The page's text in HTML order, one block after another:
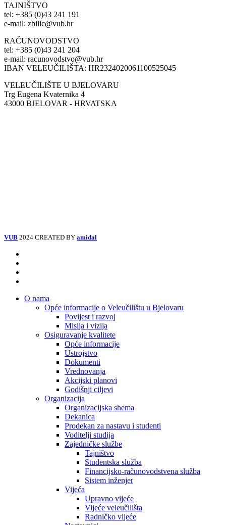
TAJNIŠTVO
tel: +385 (0)43 241 191
e-mail: zbilic@vub.hr
RAČUNOVODSTVO
tel: +385 (0)43 241 204
e-mail: racunovodstvo@vub.hr
IBAN VELEUČILIŠTA: HR2324020061100525045
VELEUČILIŠTE U BJELOVARU
Trg Eugena Kvaternika 4
43000 BJELOVAR - HRVATSKA
VUB 2024 CREATED BY amidal
Close
O nama
Opće informacije o Veleučilištu u Bjelovaru
Povijest i razvoj
Misija i vizija
Osiguravanje kvalitete
Opće informacije
Ustrojstvo
Dokumenti
Vrednovanja
Akcijski planovi
Godišnji ciljevi
Organizacija
Organizacijska shema
Dekanica
Prodekan za nastavu i studenti
Voditelji studija
Zajedničke službe
Tajništvo
Studentska služba
Financijsko-računovodstvena služba
Sistem inženjer
Vijeća
Upravno vijeće
Vijeće veleučilišta
Radničko vijeće